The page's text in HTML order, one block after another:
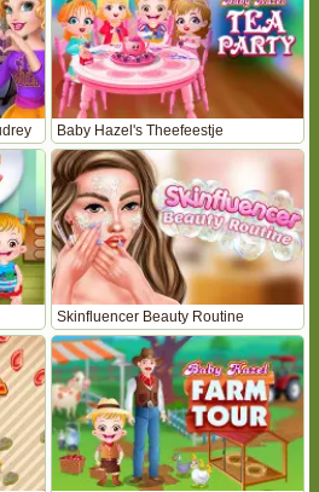
Baby Hazel's Theefeestje
Skinfluencer Beauty Routine